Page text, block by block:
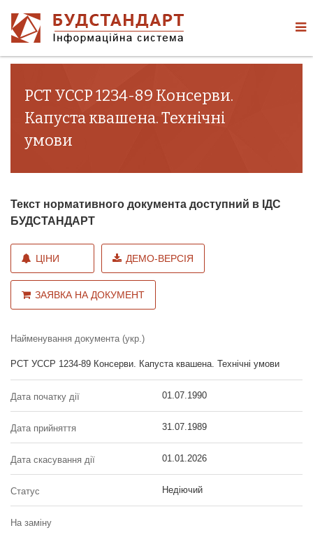
РСТ УССР 1234-89 Консерви.
Капуста квашена. Технічні
умови
Текст нормативного документа доступний в ІДС
БУДСТАНДАРТ
ЦІНИ ДЕМО-ВЕРСІЯ
ЗАЯВКА НА ДОКУМЕНТ
Найменування документа (укр.)
РСТ УССР 1234-89 Консерви. Капуста квашена. Технічні умови
Дата початку дії 01.07.1990
Дата прийняття 31.07.1989
Дата скасування дії 01.01.2026
Статус Недіючий
На заміну